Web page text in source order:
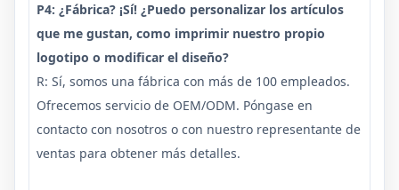
P4: ¿Fábrica? ¡Sí! ¿Puedo personalizar los artículos
que me gustan, como imprimir nuestro propio
logotipo o modificar el diseño?
R: Sí, somos una fábrica con más de 100 empleados.
Ofrecemos servicio de OEM/ODM. Póngase en
contacto con nosotros o con nuestro representante de
ventas para obtener más detalles.